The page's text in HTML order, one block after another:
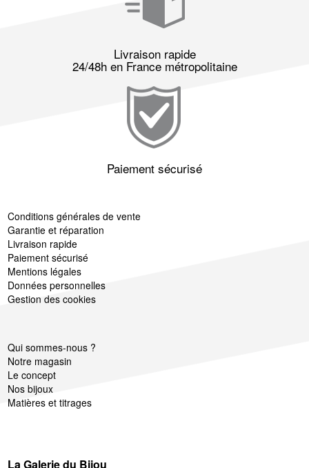
Livraison rapide
24/48h en France métropolitaine
Paiement sécurisé
Conditions générales de vente
Garantie et réparation
Livraison rapide
Paiement sécurisé
Mentions légales
Données personnelles
Gestion des cookies
Qui sommes-nous ?
Notre magasin
Le concept
Nos bijoux
Matières et titrages
La Galerie du Bijou